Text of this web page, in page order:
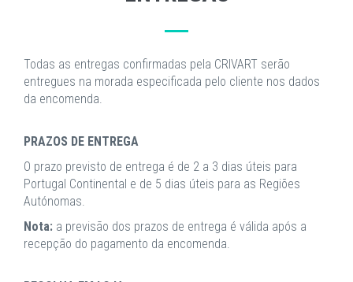
Todas as entregas confirmadas pela CRIVART serão
entregues na morada especificada pelo cliente nos dados
da encomenda.
PRAZOS DE ENTREGA
O prazo previsto de entrega é de 2 a 3 dias úteis para
Portugal Continental e de 5 dias úteis para as Regiões
Autónomas.
Nota: a previsão dos prazos de entrega é válida após a
recepção do pagamento da encomenda.